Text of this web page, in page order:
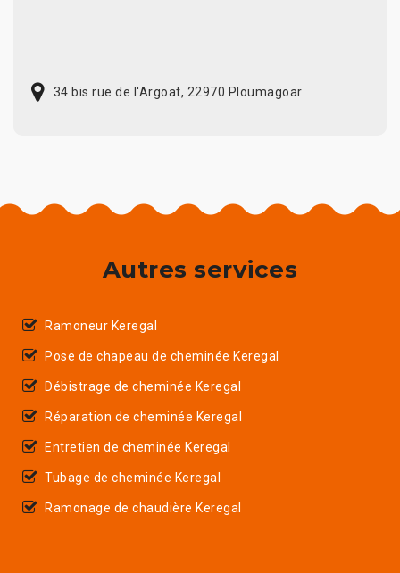
34 bis rue de l'Argoat, 22970 Ploumagoar
Autres services
Ramoneur Keregal
Pose de chapeau de cheminée Keregal
Débistrage de cheminée Keregal
Réparation de cheminée Keregal
Entretien de cheminée Keregal
Tubage de cheminée Keregal
Ramonage de chaudière Keregal